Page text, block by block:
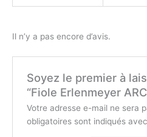
Il n’y a pas encore d’avis.
Soyez le premier à
“Fiole Erlenmeyer
Votre adresse e-mail ne sera
obligatoires sont indiqués avec